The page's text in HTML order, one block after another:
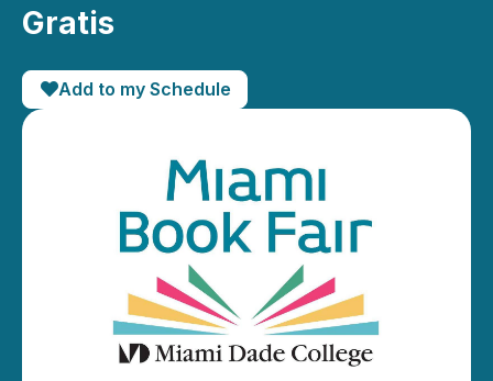
Gratis
Add to my Schedule